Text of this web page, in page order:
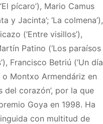
pícaro’), Mario Camus
y Jacinta’; ‘La colmena’),
(‘Entre visillos’),
Patino (‘Los paraísos
Francisco Betriú (‘Un día
o Montxo Armendáriz en
del corazón’, por la que
Goya en 1998. Ha
con multitud de